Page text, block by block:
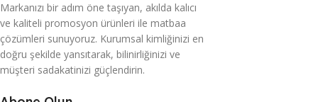
Markanızı bir adım öne taşıyan, akılda kalıcı
ve kaliteli promosyon ürünleri ile matbaa
çözümleri sunuyoruz. Kurumsal kimliğinizi en
doğru şekilde yansıtarak, bilinirliğinizi ve
müşteri sadakatinizi güçlendirin.